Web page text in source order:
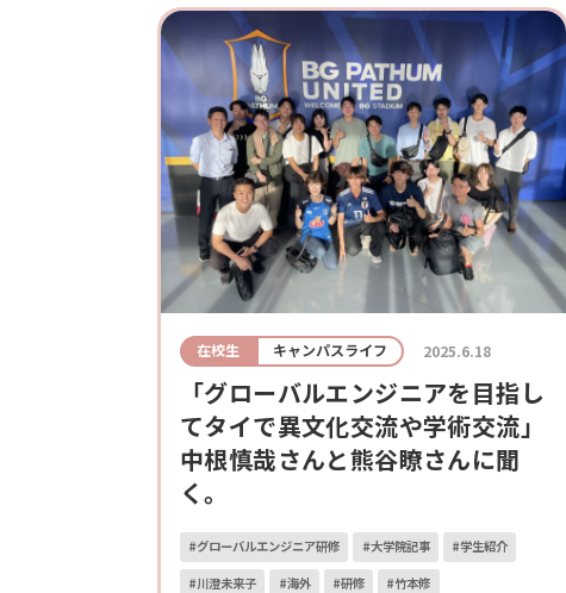
在校生 キャンパスライフ 2025.6.18
「グローバルエンジニアを目指し
てタイで異文化交流や学術交流」
中根慎哉さんと熊谷瞭さんに聞
く。
#グローバルエンジニア研修 #大学院記事 #学生紹介
#川澄未来子 #海外 #研修 #竹本修